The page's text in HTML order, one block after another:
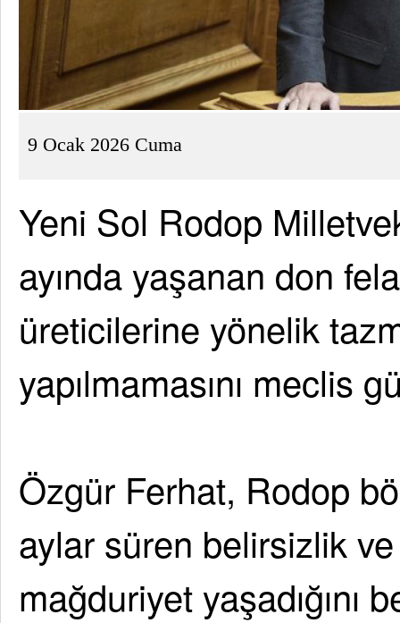
9 Ocak 2026 Cuma
Yeni Sol Rodop
ayında yaşanan don
üreticilerine yönelik
yapılmamasını meclis
Özgür Ferhat, Rodop
aylar süren belirsizlik
mağduriyet yaşadığını